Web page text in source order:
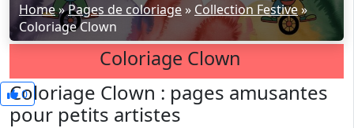
Home»Pages de coloriage » Collection Festive»
Coloriage Clown
Coloriage Clown
0
Coloriage Clown : pages amusantes
pour petits artistes